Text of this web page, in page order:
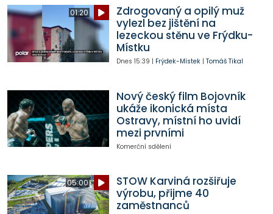
01:20
Zdrogovaný a opilý muž
vylezl bez jištění na
lezeckou stěnu ve Frýdku-
Místku
Dnes 15:39 | Frýdek-Místek| Tomáš Tikal
Nový český film Bojovník
ukáže ikonická místa
Ostravy, místní ho uvidí
mezi prvními
Komerční sdělení
05:00
STOW Karviná rozšiřuje
výrobu, přijme 40
zaměstnanců